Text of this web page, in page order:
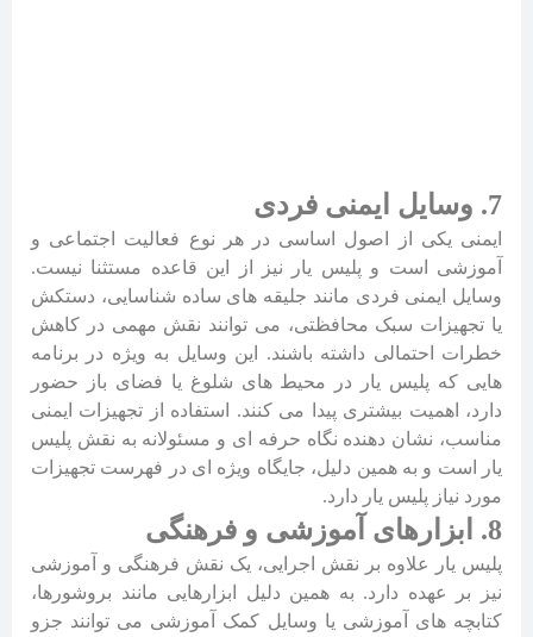
7. وسایل ایمنی فردی
ایمنی یکی از اصول اساسی در هر نوع فعالیت اجتماعی و
آموزشی است و پلیس یار نیز از این قاعده مستثنا نیست.
وسایل ایمنی فردی مانند جلیقه های ساده شناسایی، دستکش
یا تجهیزات سبک محافظتی، می توانند نقش مهمی در کاهش
خطرات احتمالی داشته باشند. این وسایل به ویژه در برنامه
هایی که پلیس یار در محیط های شلوغ یا فضای باز حضور
دارد، اهمیت بیشتری پیدا می کنند. استفاده از تجهیزات ایمنی
مناسب، نشان دهنده نگاه حرفه ای و مسئولانه به نقش پلیس
یار است و به همین دلیل، جایگاه ویژه ای در فهرست تجهیزات
مورد نیاز پلیس یار دارد.
8. ابزارهای آموزشی و فرهنگی
پلیس یار علاوه بر نقش اجرایی، یک نقش فرهنگی و آموزشی
نیز بر عهده دارد. به همین دلیل ابزارهایی مانند بروشورها،
کتابچه های آموزشی یا وسایل کمک آموزشی می توانند جزو